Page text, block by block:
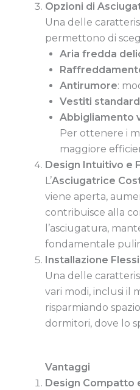
Opzioni di
Una delle
permettono di
Aria fredda
Antirumore:
Vestiti standard
Abbigliamento
Per ottenere i
maggiore
Design Intuitivo e
L’Asciugatrice
viene aperta,
contribuisce alla
l’asciugatura,
fondamentale
Installazione
Una delle
vari modi, inclusi il
risparmiando
dormitori, dove lo
Vantaggi
Design Compatto